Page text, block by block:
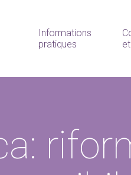
Informations
pratiques